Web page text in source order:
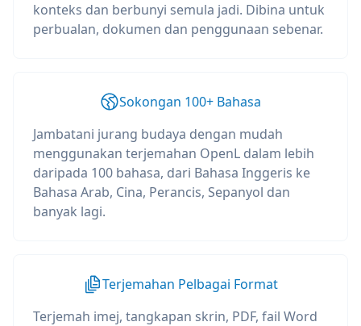
konteks dan berbunyi semula jadi. Dibina untuk
perbualan, dokumen dan penggunaan sebenar.
Sokongan 100+ Bahasa
Jambatani jurang budaya dengan mudah
menggunakan terjemahan OpenL dalam lebih
daripada 100 bahasa, dari Bahasa Inggeris ke
Bahasa Arab, Cina, Perancis, Sepanyol dan
banyak lagi.
Terjemahan Pelbagai Format
Terjemah imej, tangkapan skrin, PDF, fail Word